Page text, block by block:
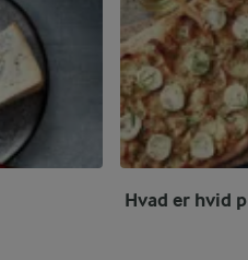
Hvad er hvid